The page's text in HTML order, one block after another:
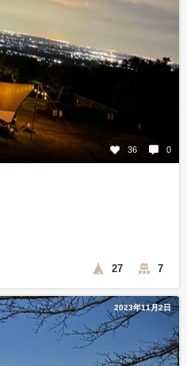
36 0
27 7
2023年11月2日